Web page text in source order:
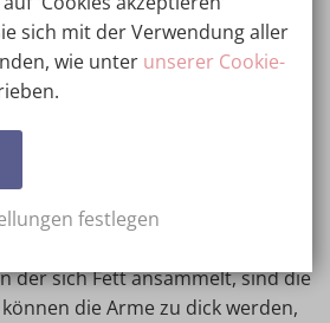
Fotos von Fettabsaugungen
an den Armen
der sich Fett ansammelt, sind die
die Arme zu dick werden,
sich mit der Verwendung aller
wie unter unserer Cookie-
festlegen